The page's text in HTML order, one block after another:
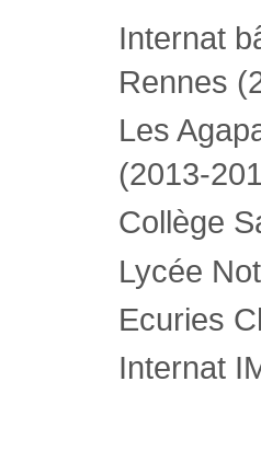
Internat
Rennes
Les
(2013-
Collège
Lycée
Ecuries
Internat